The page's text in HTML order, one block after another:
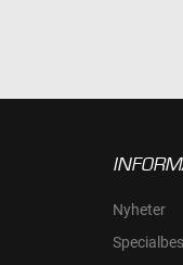
Nyheter